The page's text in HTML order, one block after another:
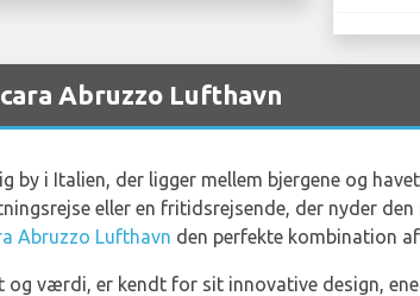
Abruzzo Lufthavn
by i Italien, der ligger mellem bjergene og
eller en fritidsrejsende, der nyder
Abruzzo Lufthavn den perfekte kombination
og værdi, er kendt for sit innovative design,